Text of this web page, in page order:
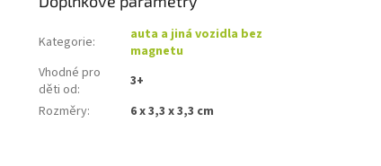
Kategorie:
auta a jiná vozidla bez
magnetu
Vhodné pro
děti od:
3+
Rozměry: 6 x 3,3 x 3,3 cm